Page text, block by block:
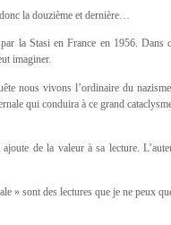
la douzième et dernière…
la Stasi en France en 1956. Dans
imaginer.
nous vivons l’ordinaire du
qui conduira à ce grand
de la valeur à sa lecture.
» sont des lectures que je ne peux